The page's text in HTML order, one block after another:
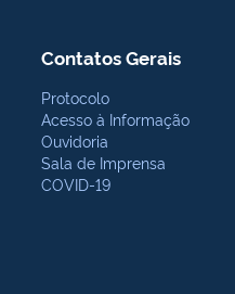
Contatos Gerais
Protocolo
Acesso à Informação
Ouvidoria
Sala de Imprensa
COVID-19